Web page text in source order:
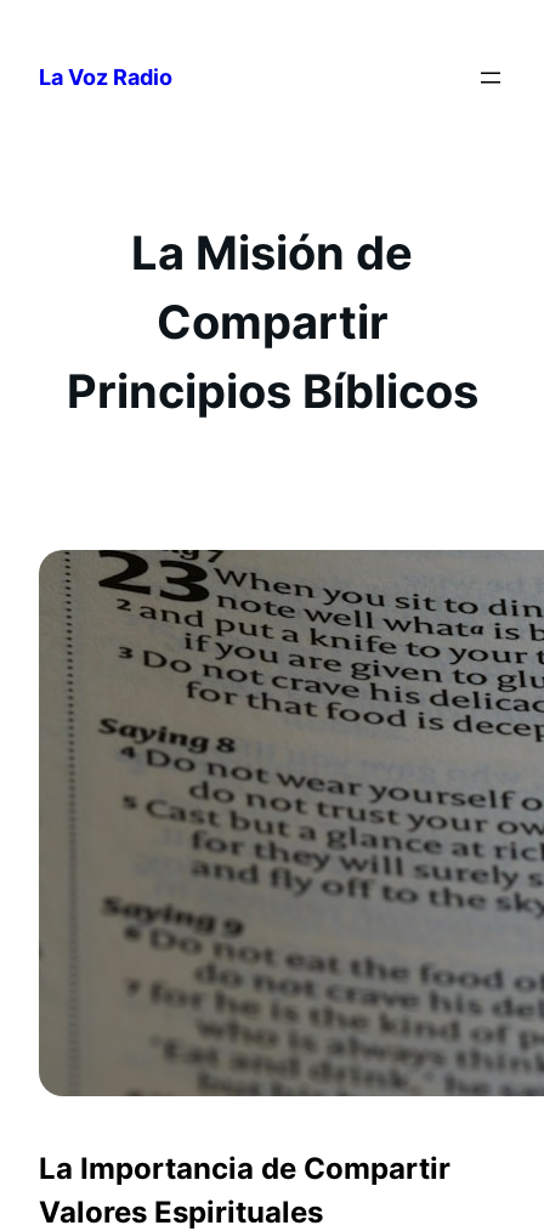
contenido
La Voz Radio
La Misión de
Compartir
Principios Bíblicos
La Importancia de Compartir
Valores Espirituales